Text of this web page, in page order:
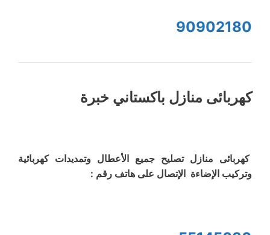
90902180
كهربائى منازل باكستاني خبرة
كهربائى منازل تصليح جميع الأعطال وتمديدات كهربائية
وتركيب الإضاءة الإتصال على هاتف رقم :